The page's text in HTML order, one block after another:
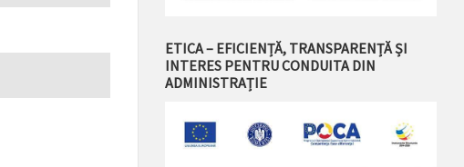
ETICA – EFICIENȚĂ, TRANSPARENȚĂ ȘI
INTERES PENTRU CONDUITA DIN
ADMINISTRAȚIE